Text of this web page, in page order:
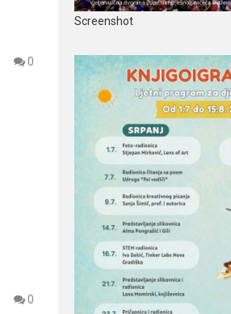
0
0
Screenshot